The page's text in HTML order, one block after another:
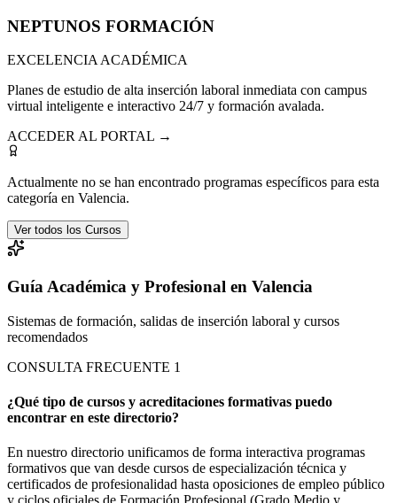
NEPTUNOS FORMACIÓN
EXCELENCIA ACADÉMICA
Planes de estudio de alta inserción laboral inmediata con campus
virtual inteligente e interactivo 24/7 y formación avalada.
ACCEDER AL PORTAL →
Actualmente no se han encontrado programas específicos para esta
categoría en Valencia.
Ver todos los Cursos
Guía Académica y Profesional en Valencia
Sistemas de formación, salidas de inserción laboral y cursos
recomendados
CONSULTA FRECUENTE 1
¿Qué tipo de cursos y acreditaciones formativas puedo
encontrar en este directorio?
En nuestro directorio unificamos de forma interactiva programas
formativos que van desde cursos de especialización técnica y
certificados de profesionalidad hasta oposiciones de empleo público